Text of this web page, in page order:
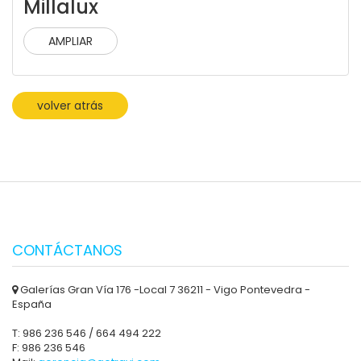
Millalux
AMPLIAR
volver atrás
CONTÁCTANOS
Galerías Gran Vía 176 -Local 7 36211 - Vigo Pontevedra -
España
T: 986 236 546 / 664 494 222
F: 986 236 546